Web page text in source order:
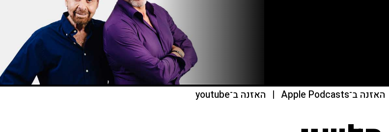
האזנה ב־Apple Podcasts | האזנה ב־youtube